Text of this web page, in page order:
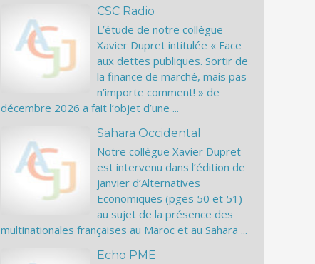
CSC Radio
L’étude de notre collègue
Xavier Dupret intitulée « Face
aux dettes publiques. Sortir de
la finance de marché, mais pas
n’importe comment! » de
décembre 2026 a fait l’objet d’une ...
Sahara Occidental
Notre collègue Xavier Dupret
est intervenu dans l’édition de
janvier d’Alternatives
Economiques (pges 50 et 51)
au sujet de la présence des
multinationales françaises au Maroc et au Sahara ...
Echo PME